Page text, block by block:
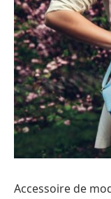
Accessoire de